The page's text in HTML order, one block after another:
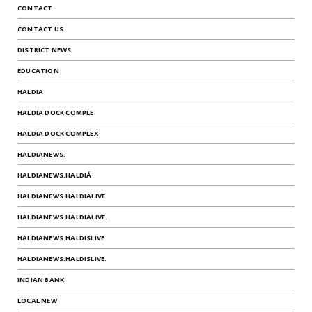
CONTACT
CONTACT US
DISTRICT NEWS
EDUCATION
HALDIA
HALDIA DOCK COMPLE
HALDIA DOCK COMPLEX
HALDIANEWS.
HALDIANEWS.HALDIÁ
HALDIANEWS.HALDIALIVE
HALDIANEWS.HALDIALIVE.
HALDIANEWS.HALDISLIVE
HALDIANEWS.HALDISLIVE.
INDIAN BANK
LOCAL NEW